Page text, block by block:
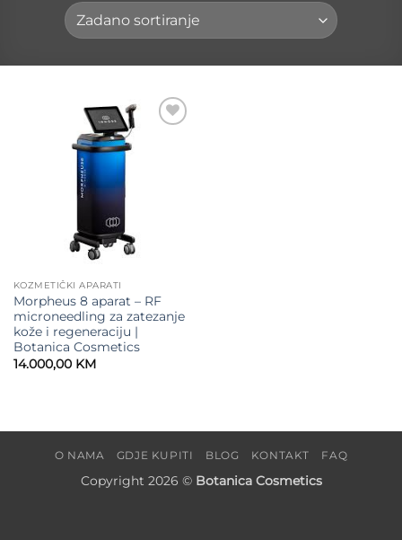
KOZMETIČKI APARATI
Morpheus 8 aparat – RF
microneedling za zatezanje
kože i regeneraciju |
Botanica Cosmetics
14.000,00 KM
O NAMA GDJE KUPITI BLOG KONTAKT FAQ
Copyright 2026 © Botanica Cosmetics